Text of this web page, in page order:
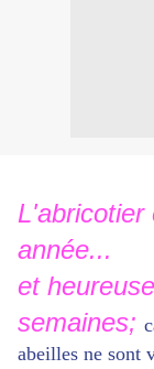
L'abricotier
année...
et
semaines;
abeilles ne sont